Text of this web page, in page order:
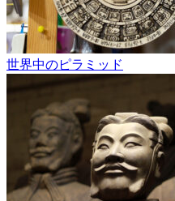
世界中のピラミッド